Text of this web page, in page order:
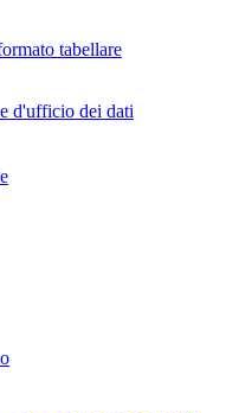
tabellare
d'ufficio dei dati